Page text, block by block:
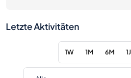
Letzte Aktivitäten
1W 1M 6M 1J